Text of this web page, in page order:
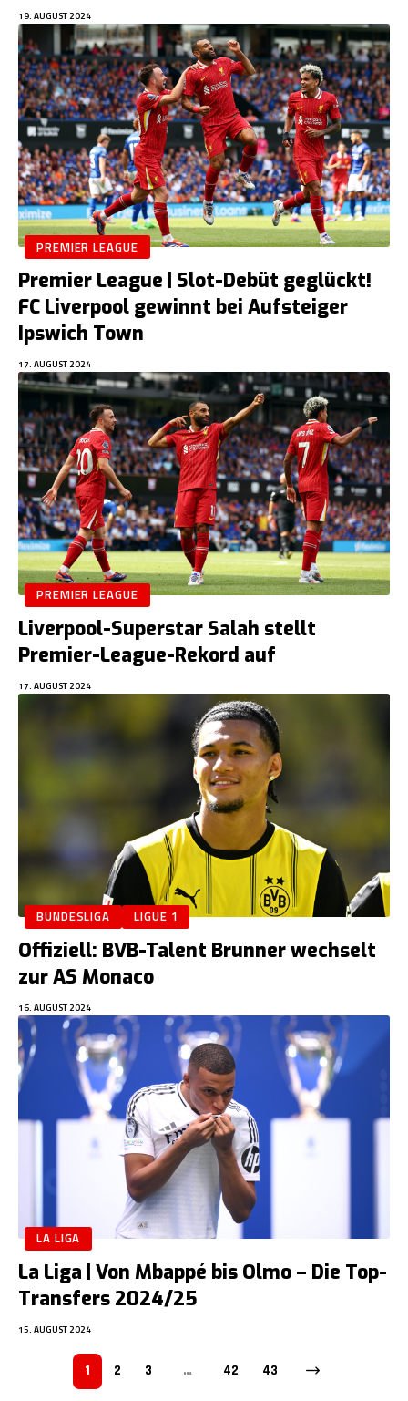
19. AUGUST 2024
PREMIER LEAGUE
Premier League | Slot-Debüt geglückt!
FC Liverpool gewinnt bei Aufsteiger
Ipswich Town
17. AUGUST 2024
PREMIER LEAGUE
Liverpool-Superstar Salah stellt
Premier-League-Rekord auf
17. AUGUST 2024
BUNDESLIGA LIGUE 1
Offiziell: BVB-Talent Brunner wechselt
zur AS Monaco
16. AUGUST 2024
LA LIGA
La Liga | Von Mbappé bis Olmo – Die Top-
Transfers 2024/25
15. AUGUST 2024
1 2 3 … 42 43